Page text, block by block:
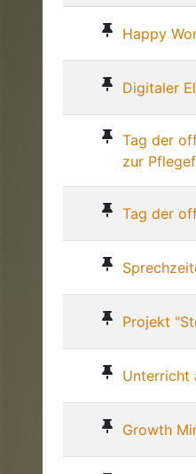
Happy
Digitaler
Tag der
zur
Tag der
Projekt
Unterricht
Growth